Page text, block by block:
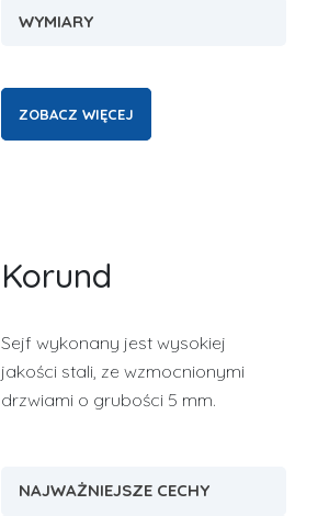
WYMIARY
ZOBACZ WIĘCEJ
Korund
Sejf wykonany jest wysokiej
jakości stali, ze wzmocnionymi
drzwiami o grubości 5 mm.
NAJWAŻNIEJSZE CECHY